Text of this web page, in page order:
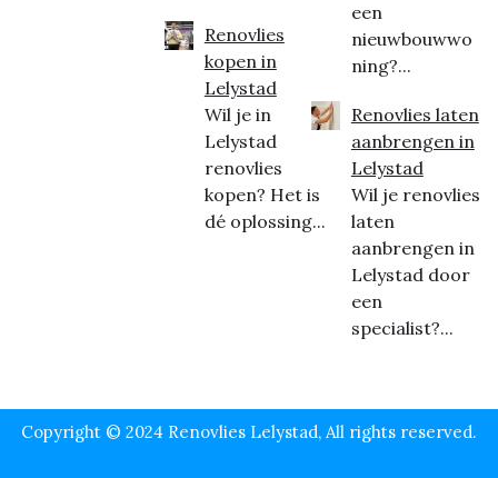
Renovlies
kopen in
Lelystad
Wil je in
Lelystad
renovlies
kopen? Het is
dé oplossing...
een
nieuwbouwwo
ning?...
Renovlies laten
aanbrengen in
Lelystad
Wil je renovlies
laten
aanbrengen in
Lelystad door
een
specialist?...
Copyright © 2024 Renovlies Lelystad, All rights reserved.